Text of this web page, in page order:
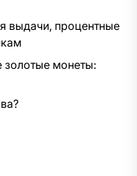
выдачи, процентные
золотые монеты: